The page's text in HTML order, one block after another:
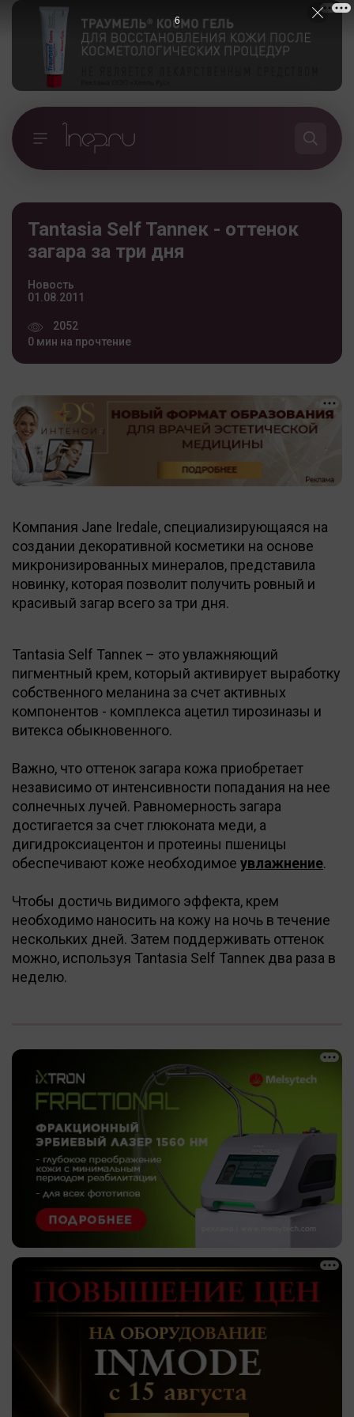
Tantasia Self Tanneк - оттенок
загара за три дня
Новость
01.08.2011
2052
0 мин на прочтение
Компания Jane Iredale, специализирующаяся на
создании декоративной косметики на основе
микронизированных минералов, представила
новинку, которая позволит получить ровный и
красивый загар всего за три дня.
Tantasia Self Tanneк – это увлажняющий
пигментный крем, который активирует выработку
собственного меланина за счет активных
компонентов - комплекса ацетил тирозиназы и
витекса обыкновенного.
Важно, что оттенок загара кожа приобретает
независимо от интенсивности попадания на нее
солнечных лучей. Равномерность загара
достигается за счет глюконата меди, а
дигидроксиацентон и протеины пшеницы
обеспечивают коже необходимое увлажнение.
Чтобы достичь видимого эффекта, крем
необходимо наносить на кожу на ночь в течение
нескольких дней. Затем поддерживать оттенок
можно, используя Tantasia Self Tanneк два раза в
неделю.
5